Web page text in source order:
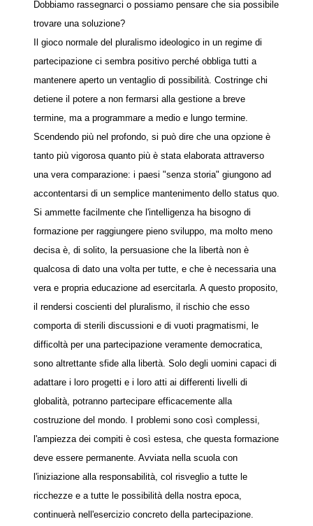
Dobbiamo rassegnarci o possiamo pensare che sia possibile
trovare una soluzione?
Il gioco normale del pluralismo ideologico in un regime di
partecipazione ci sembra positivo perché obbliga tutti a
mantenere aperto un ventaglio di possibilità. Costringe chi
detiene il potere a non fermarsi alla gestione a breve
termine, ma a programmare a medio e lungo termine.
Scendendo più nel profondo, si può dire che una opzione è
tanto più vigorosa quanto più è stata elaborata attraverso
una vera comparazione: i paesi "senza storia" giungono ad
accontentarsi di un semplice mantenimento dello status quo.
Si ammette facilmente che l'intelligenza ha bisogno di
formazione per raggiungere pieno sviluppo, ma molto meno
decisa è, di solito, la persuasione che la libertà non è
qualcosa di dato una volta per tutte, e che è necessaria una
vera e propria educazione ad esercitarla. A questo proposito,
il rendersi coscienti del pluralismo, il rischio che esso
comporta di sterili discussioni e di vuoti pragmatismi, le
difficoltà per una partecipazione veramente democratica,
sono altrettante sfide alla libertà. Solo degli uomini capaci di
adattare i loro progetti e i loro atti ai differenti livelli di
globalità, potranno partecipare efficacemente alla
costruzione del mondo. I problemi sono così complessi,
l'ampiezza dei compiti è così estesa, che questa formazione
deve essere permanente. Avviata nella scuola con
l'iniziazione alla responsabilità, col risveglio a tutte le
ricchezze e a tutte le possibilità della nostra epoca,
continuerà nell'esercizio concreto della partecipazione.